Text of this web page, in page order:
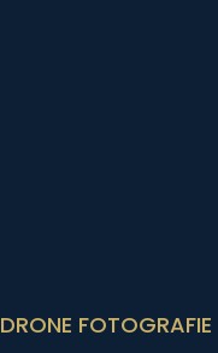
DRONE FOTOGRAFIE